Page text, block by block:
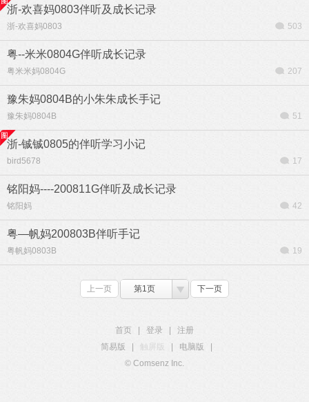
浙-欢喜妈0803伴听及成长记录
浙-欢喜妈0803 503
粤--米米0804G伴听成长记录
粤米米妈0804G 207
豫朱妈0804B的小朱朱成长手记
豫朱妈0804B 51
浙-铖铖0805的伴听学习小记
bird5678 17
铭阳妈----200811G伴听及成长记录
铭阳妈 42
粤—帆妈200803B伴听手记
粤帆妈0803B 19
上一页 第1页 下一页
首页 登录
注册
简易版
触屏版 电脑版
© Comsenz Inc.